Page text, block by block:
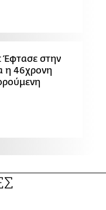
Έφτασε στην
η 46χρονη